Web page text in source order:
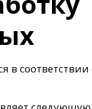
в соответствии